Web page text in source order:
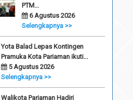
PTM...
6 Agustus 2026
Selengkapnya >>
Yota Balad Lepas Kontingen
Pramuka Kota Pariaman ikuti...
5 Agustus 2026
Selengkapnya >>
Walikota Pariaman Hadiri